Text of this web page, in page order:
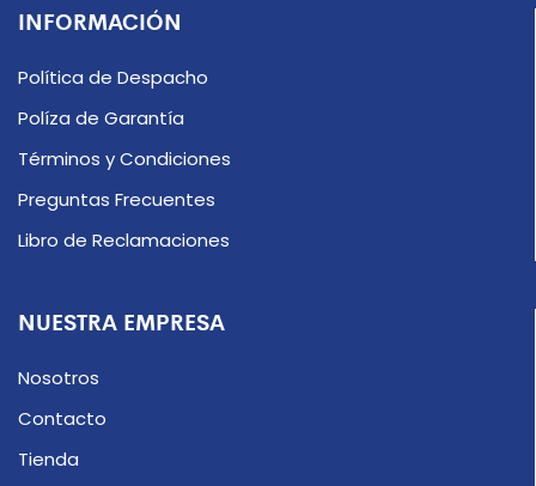
INFORMACIÓN
Política de Despacho
Políza de Garantía
Términos y Condiciones
Preguntas Frecuentes
Libro de Reclamaciones
NUESTRA EMPRESA
Nosotros
Contacto
Tienda